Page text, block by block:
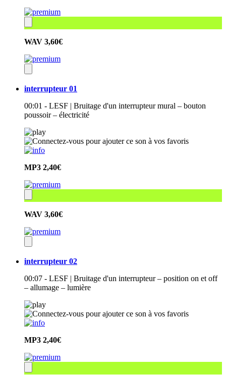
WAV 3,60€
interrupteur 01
00:01 - LESF | Bruitage d'un interrupteur mural – bouton
poussoir – électricité
MP3 2,40€
WAV 3,60€
interrupteur 02
00:07 - LESF | Bruitage d'un interrupteur – position on et off
– allumage – lumière
MP3 2,40€